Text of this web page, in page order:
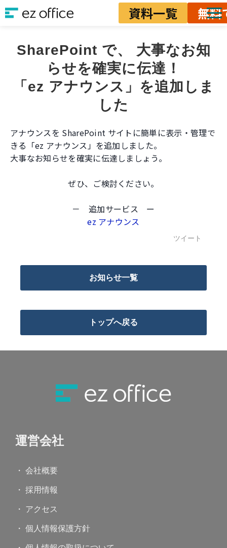
資料一覧 無料
資料ダウンロード
料金
業務改善ノウハウ
SharePoint で、 大事なお知
らせを確実に伝達！
「ez アナウンス」を追加しま
した
アナウンスを SharePoint サイトに簡単に表示・管理で
きる「ez アナウンス」を追加しました。
大事なお知らせを確実に伝達しましょう。
ぜひ、ご検討ください。
－ 追加サービス ー
ez アナウンス
ツイート
お知らせ一覧
トップへ戻る
運営会社
・ 会社概要
・ 採用情報
・ アクセス
・ 個人情報保護方針